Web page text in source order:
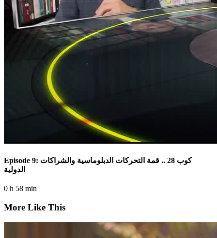
Episode 9: كوب 28 .. قمة التحركات الدبلوماسية والشراكات
الدولية
0 h 58 min
More Like This